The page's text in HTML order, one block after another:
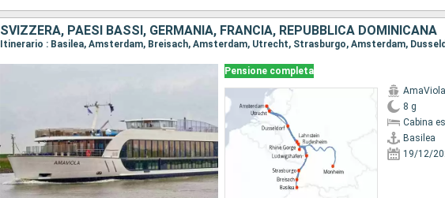
SVIZZERA, PAESI BASSI, GERMANIA, FRANCIA, REPUBBLICA DOMINICANA
Pensione completa
AmaViola
8 g
Cabina
Basilea
19/12/